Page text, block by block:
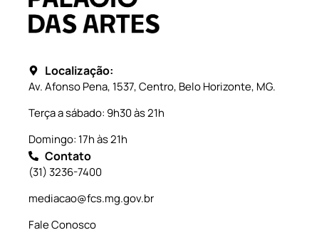
Localização:
Av. Afonso Pena, 1537, Centro, Belo Horizonte, MG.
Terça a sábado: 9h30 às 21h
Domingo: 17h às 21h
Contato
(31) 3236-7400
mediacao@fcs.mg.gov.br
Fale Conosco